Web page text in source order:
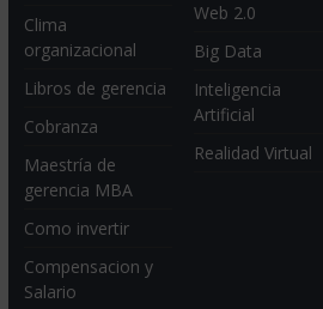
Clima
organizacional
Libros de gerencia
Cobranza
Maestría de
gerencia MBA
Como invertir
Compensacion y
Salario
Web 2.0
Big Data
Inteligencia
Artificial
Realidad Virtual